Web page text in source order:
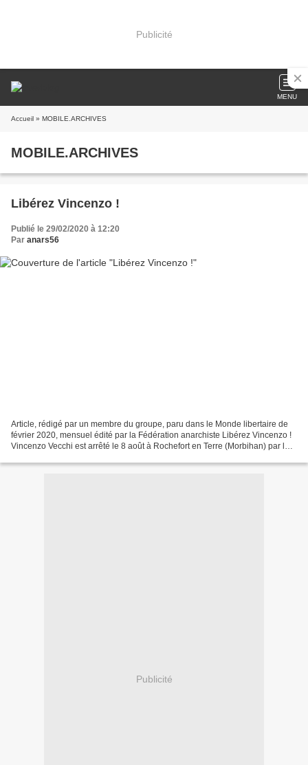
Publicité
MENU
Accueil » MOBILE.ARCHIVES
MOBILE.ARCHIVES
Libérez Vincenzo !
Publié le 29/02/2020 à 12:20
Par anars56
Article, rédigé par un membre du groupe, paru dans le Monde libertaire de
février 2020, mensuel édité par la Fédération anarchiste Libérez Vincenzo !
Vincenzo Vecchi est arrêté le 8 août à Rochefort en Terre (Morbihan) par la
Publicité